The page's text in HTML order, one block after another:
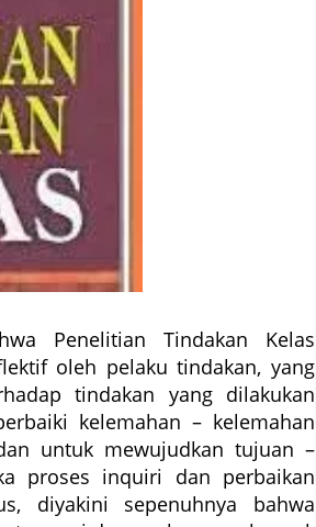
Penelitian Tindakan Kelas
oleh pelaku tindakan, yang
tindakan yang dilakukan
kelemahan – kelemahan
untuk mewujudkan tujuan –
proses inquiri dan perbaikan
diyakini sepenuhnya bahwa